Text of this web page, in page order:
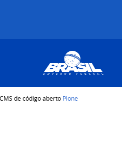
de código aberto Plone